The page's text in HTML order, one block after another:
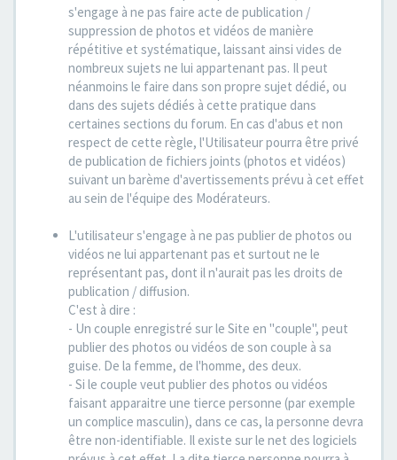
s'engage à ne pas faire acte de publication /
suppression de photos et vidéos de manière
répétitive et systématique, laissant ainsi vides de
nombreux sujets ne lui appartenant pas. Il peut
néanmoins le faire dans son propre sujet dédié, ou
dans des sujets dédiés à cette pratique dans
certaines sections du forum. En cas d'abus et non
respect de cette règle, l'Utilisateur pourra être privé
de publication de fichiers joints (photos et vidéos)
suivant un barème d'avertissements prévu à cet effet
au sein de l'équipe des Modérateurs.
L'utilisateur s'engage à ne pas publier de photos ou
vidéos ne lui appartenant pas et surtout ne le
représentant pas, dont il n'aurait pas les droits de
publication / diffusion.
C'est à dire :
- Un couple enregistré sur le Site en "couple", peut
publier des photos ou vidéos de son couple à sa
guise. De la femme, de l'homme, des deux.
- Si le couple veut publier des photos ou vidéos
faisant apparaitre une tierce personne (par exemple
un complice masculin), dans ce cas, la personne devra
être non-identifiable. Il existe sur le net des logiciels